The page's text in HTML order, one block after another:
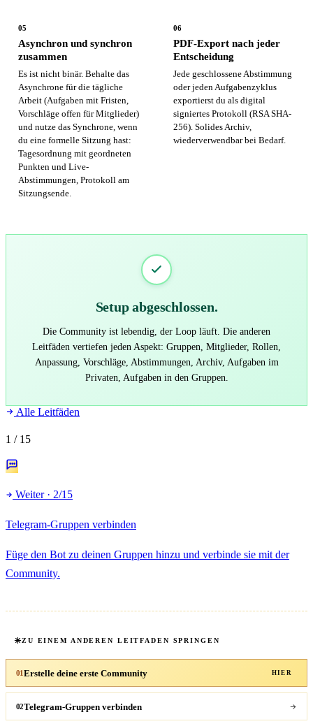
05
Asynchron und synchron
zusammen
Es ist nicht binär. Behalte das
Asynchrone für die tägliche
Arbeit (Aufgaben mit Fristen,
Vorschläge offen für Mitglieder)
und nutze das Synchrone, wenn
du eine formelle Sitzung hast:
Tagesordnung mit geordneten
Punkten und Live-
Abstimmungen, Protokoll am
Sitzungsende.
06
PDF-Export nach jeder
Entscheidung
Jede geschlossene Abstimmung
oder jeden Aufgabenzyklus
exportierst du als digital
signiertes Protokoll (RSA SHA-
256). Solides Archiv,
wiederverwendbar bei Bedarf.
Setup abgeschlossen.
Die Community ist lebendig, der Loop läuft. Die anderen
Leitfäden vertiefen jeden Aspekt: Gruppen, Mitglieder, Rollen,
Anpassung, Vorschläge, Abstimmungen, Archiv, Aufgaben im
Privaten, Aufgaben in den Gruppen.
Alle Leitfäden
1 / 15
Weiter · 2/15
Telegram-Gruppen verbinden
Füge den Bot zu deinen Gruppen hinzu und verbinde sie mit der
Community.
ZU EINEM ANDEREN LEITFADEN SPRINGEN
01Erstelle deine erste Community HIER
02Telegram-Gruppen verbinden